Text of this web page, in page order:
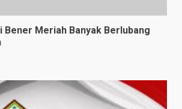
Bener Meriah Banyak Berlubang